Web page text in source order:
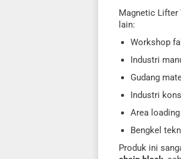
Magnetic Lifter
lain:
Workshop
Industri
Gudang
Industri
Area
Bengkel
Produk ini